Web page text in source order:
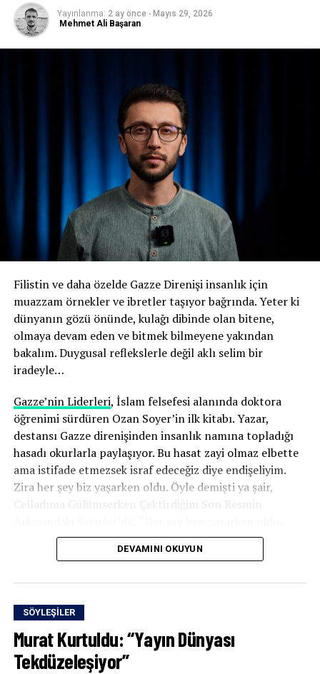
Yayınlanma: 2 ay önce - Mayıs 29, 2026
Mehmet Ali Başaran
Filistin ve daha özelde Gazze Direnişi insanlık için
muazzam örnekler ve ibretler taşıyor bağrında. Yeter ki
dünyanın gözü önünde, kulağı dibinde olan bitene,
olmaya devam eden ve bitmek bilmeyene yakından
bakalım. Duygusal reflekslerle değil aklı selim bir
iradeyle…
Gazze’nin Liderleri, İslam felsefesi alanında doktora
öğrenimi sürdüren Ozan Soyer’in ilk kitabı. Yazar,
destansı Gazze direnişinden insanlık namına topladığı
hasadı okurlarla paylaşıyor. Bu hasat zayi olmaz elbette
ama istifade etmezsek israf edeceğiz diye endişeliyim.
Zira her şey biz yaşarken oldu. Öyle demişti ya şair,
Celladıma Gülümserken Çektirdiğim Son Resmin
bunu bilsin insanlar”
bildiriyor. Direnişi ören ve örgütleyen zihniyetin
öğretmenler odasına davet ediyor bizleri. Bu röportajın
kapıyı açmaya vesile olmasını diliyorum. Hep birlikte
buyuralım…
İlk kitabınız Gazze’
DEVAMINI OKUYUN
SÖYLEŞILER
Murat Kurtuldu: “Yayın Dünyası
Tekdüzeleşiyor”